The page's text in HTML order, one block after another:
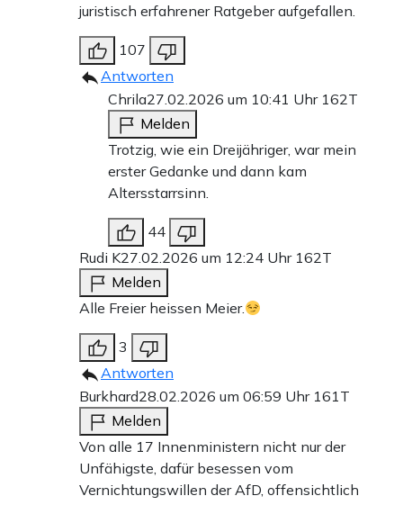
juristisch erfahrener Ratgeber aufgefallen.
107
Antworten
Chrila27.02.2026 um 10:41 Uhr 162T
Melden
Trotzig, wie ein Dreijähriger, war mein
erster Gedanke und dann kam
Altersstarrsinn.
44
Rudi K27.02.2026 um 12:24 Uhr 162T
Melden
Alle Freier heissen Meier.
3
Antworten
Burkhard28.02.2026 um 06:59 Uhr 161T
Melden
Von alle 17 Innenministern nicht nur der
Unfähigste, dafür besessen vom
Vernichtungswillen der AfD, offensichtlich